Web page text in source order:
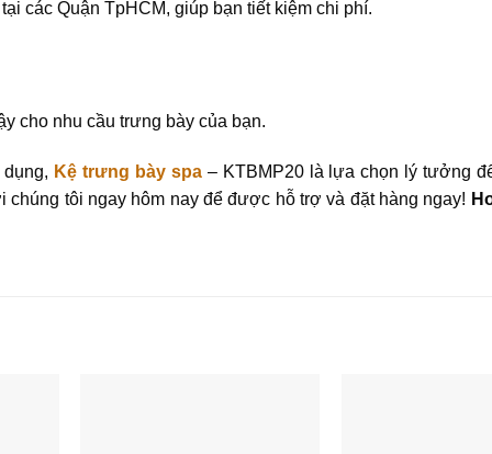
các Quận TpHCM, giúp bạn tiết kiệm chi phí.
cho nhu cầu trưng bày của bạn.
Kệ trưng bày spa– KTBMP20 là lựa chọn lý tưởng
tôi ngay hôm nay để được hỗ trợ và đặt hàng ngay!